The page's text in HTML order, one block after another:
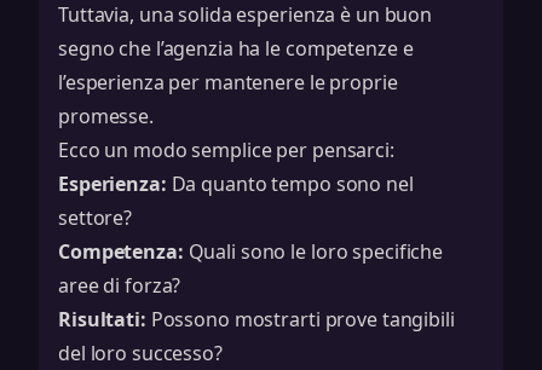
Tuttavia, una solida esperienza è un buon
segno che l’agenzia ha le competenze e
l’esperienza per mantenere le proprie
promesse.
Ecco un modo semplice per pensarci:
Esperienza: Da quanto tempo sono nel
settore?
Competenza: Quali sono le loro specifiche
aree di forza?
Risultati: Possono mostrarti prove tangibili
del loro successo?